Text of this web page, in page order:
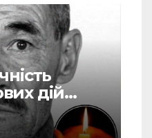
дій
зі